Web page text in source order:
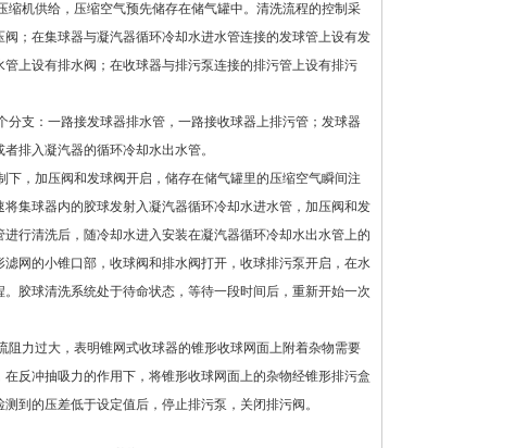
机供给，压缩空气预先储存在储气罐中。清洗流程的控制采
；在集球器与凝汽器循环冷却水进水管连接的发球管上设有发
上设有排水阀；在收球器与排污泵连接的排污管上设有排污
支：一路接发球器排水管，一路接收球器上排污管；发球器
排入凝汽器的循环冷却水出水管。
，加压阀和发球阀开启，储存在储气罐里的压缩空气瞬间注
集球器内的胶球发射入凝汽器循环冷却水进水管，加压阀和发
行清洗后，随冷却水进入安装在凝汽器循环冷却水出水管上的
网的小锥口部，收球阀和排水阀打开，收球排污泵开启，在水
胶球清洗系统处于待命状态，等待一段时间后，重新开始一次
力过大，表明锥网式收球器的锥形收球网面上附着杂物需要
反冲抽吸力的作用下，将锥形收球网面上的杂物经锥形排污盒
到的压差低于设定值后，停止排污泵，关闭排污阀。